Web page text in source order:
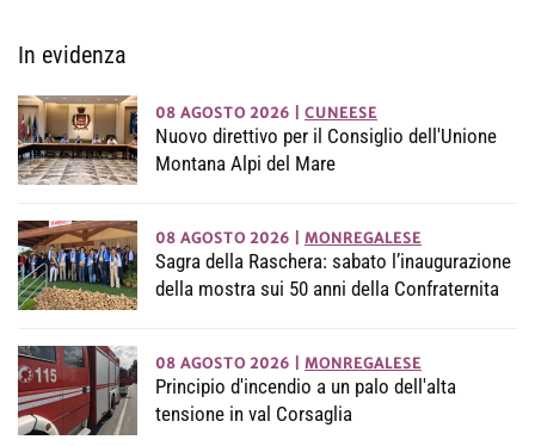
In evidenza
08 AGOSTO 2026 CUNEESE
Nuovo direttivo per il Consiglio dell'Unione
Montana Alpi del Mare
08 AGOSTO 2026 MONREGALESE
Sagra della Raschera: sabato l’inaugurazione
della mostra sui 50 anni della Confraternita
08 AGOSTO 2026 MONREGALESE
Principio d'incendio a un palo dell'alta
tensione in val Corsaglia